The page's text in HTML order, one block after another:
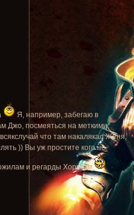
Я, например, забегаю в
Джо, посмеяться на меткими
что там накалякал Женя,
)) Вы уж простите кого не
и регарды Хорькам